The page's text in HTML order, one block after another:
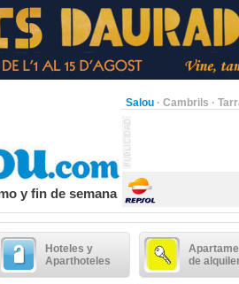
Salou · Cambrils ·
y fin de semana
Hoteles y
Aparthoteles
de